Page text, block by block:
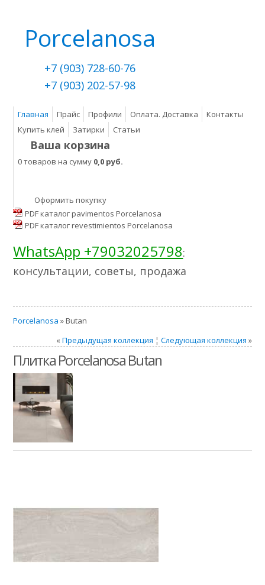
Porcelanosa
+7 (903) 728-60-76
+7 (903) 202-57-98
Главная Прайс Профили Оплата. Доставка
Контакты
Купить клей
Затирки Статьи
Ваша корзина
0 товаров на сумму 0,0 руб.
Оформить покупку
PDF каталог pavimentos Porcelanosa
PDF каталог revestimientos Porcelanosa
WhatsApp +79032025798:
консультации, советы, продажа
Porcelanosa » Butan
«Предыдущая коллекция ¦ Следующая коллекция »
Плитка Porcelanosa Butan